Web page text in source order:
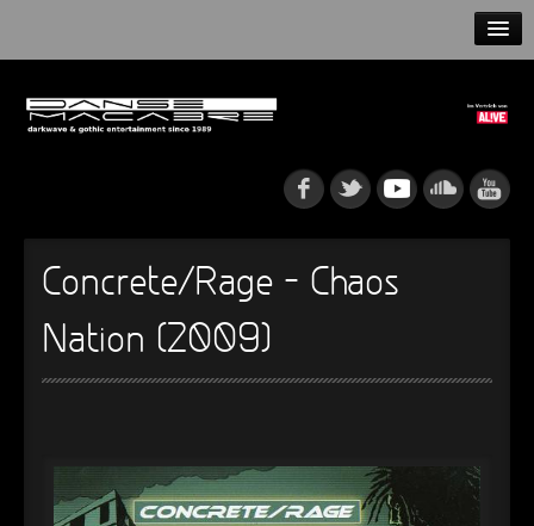
NEWS
►
►
Concrete/Rage – Chaos
Nation (2009)